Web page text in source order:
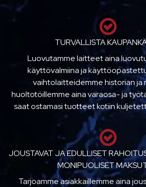
TURVALLISTA
Luovutamme laitteet aina
käyttövalmiina ja
vaihtolaitteidemme historian ja
huoltotöillemme aina varaosa- ja
saat ostamasi tuotteet kotiin
JOUSTAVAT JA EDULLISET
MONIPUOLISET
Tarjoamme asiakkaillemme aina